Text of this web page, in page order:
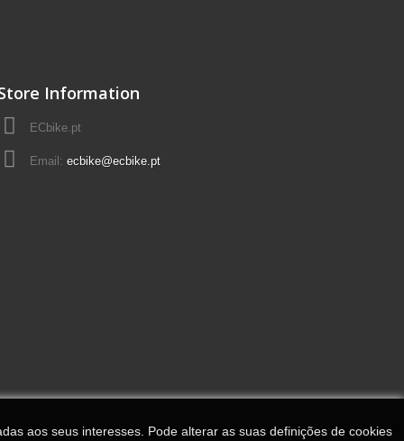
Information
ECbike.pt
Email: ecbike@ecbike.pt
aos seus interesses. Pode alterar as suas definições de cookies